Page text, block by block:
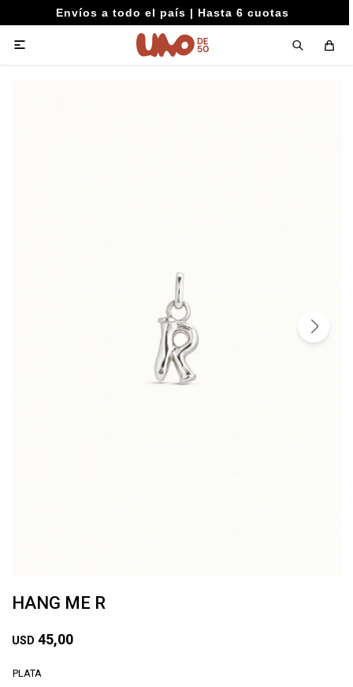
Envíos a todo el país | Hasta 6 cuotas

HANG ME R
USD 45,00
PLATA